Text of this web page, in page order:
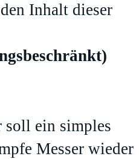
Inhalt dieser
soll ein simples
Messer wieder